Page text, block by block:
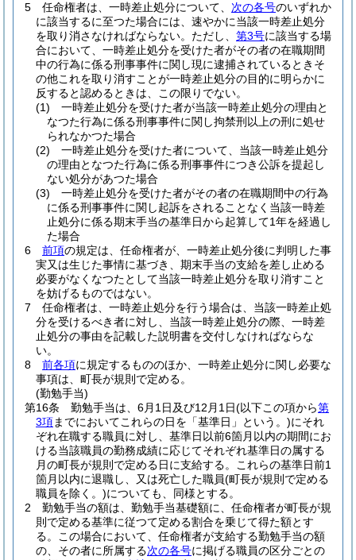
5
任命権者は、一時差止処分について、 次の各号のいずれか
に該当するに至つた場合には、速やかに当該一時差止処分
を取り消さなければならない。 ただし、 第3号に該当する場
合において、一時差止処分を受けた者がその者の在職期間
中の行為に係る刑事事件に関し現に逮捕されているときそ
の他これを取り消すことが一時差止処分の目的に明らかに
反すると認めるときは、この限りでない。
(1)
一時差止処分を受けた者が当該一時差止処分の理由と
なつた行為に係る刑事事件に関し拘禁刑以上の刑に処せ
られなかつた場合
(2)
一時差止処分を受けた者について、当該一時差止処分
の理由となつた行為に係る刑事事件につき公訴を提起し
ない処分があつた場合
(3)
一時差止処分を受けた者がその者の在職期間中の行為
に係る刑事事件に関し起訴をされることなく当該一時差
止処分に係る期末手当の基準日から起算して1年を経過し
た場合
6
前項の規定は、任命権者が、一時差止処分後に判明した事
実又は生じた事情に基づき、期末手当の支給を差し止める
必要がなくなつたとして当該一時差止処分を取り消すこと
を妨げるものではない。
7
任命権者は、一時差止処分を行う場合は、当該一時差止処
分を受けるべき者に対し、当該一時差止処分の際、一時差
止処分の事由を記載した説明書を交付しなければならな
い。
8
前各項に規定するもののほか、一時差止処分に関し必要な
事項は、町長が規則で定める。
(勤勉手当)
第16条
勤勉手当は、6月1日及び12月1日(以下この項から第
3項までにおいてこれらの日を「基準日」という。)にそれ
ぞれ在職する職員に対し、基準日以前6箇月以内の期間にお
ける当該職員の勤務成績に応じてそれぞれ基準日の属する
月の町長が規則で定める日に支給する。
これらの基準日前1
箇月以内に退職し、又は死亡した職員(町長が規則で定める
職員を除く。)についても、同様とする。
2
勤勉手当の額は、勤勉手当基礎額に、任命権者が町長が規
則で定める基準に従つて定める割合を乗じて得た額とす
る。
この場合において、任命権者が支給する勤勉手当の額
の、その者に所属する次の各号に掲げる職員の区分ごとの